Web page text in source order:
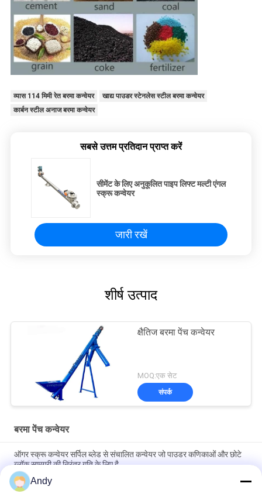
व्यास 114 मिमी रेत बरमा कन्वेयर
खाद्य पाउडर स्टेनलेस स्टील बरमा कन्वेयर
कार्बन स्टील अनाज बरमा कन्वेयर
सबसे उत्तम प्रतिदान प्राप्त करें
सीमेंट के लिए अनुकूलित पाइप लिफ्ट मल्टी एंगल
स्क्रू कन्वेयर
जारी रखें
शीर्ष उत्पाद
क्षैतिज बरमा पेंच कन्वेयर
MOQ:एक सेट
संपर्क
बरमा पेंच कन्वेयर
ऑगर स्क्रू कन्वेयर सर्पिल ब्लेड से संचालित कन्वेयर जो पाउडर कणिकाओं और छोटे
ब्लॉक सामग्री की निरंतर गति के लिए है
ऑगर स्क्रू कन्वेयर सर्पिल ब्लेड से संचालित कन्वेयर जो पाउडर कणिकाओं और छोटे
Andy